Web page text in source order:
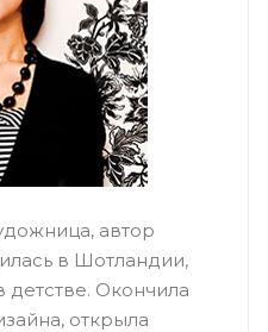
автор
в Шотландии,
детстве. Окончила
открыла